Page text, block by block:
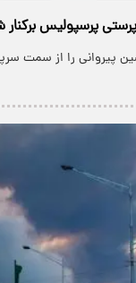
پرسپولیس
پیروانی را از سمت